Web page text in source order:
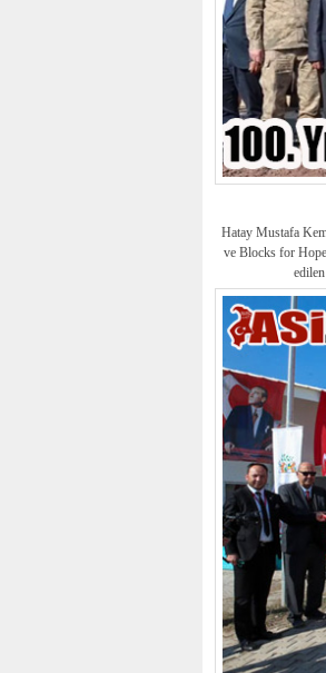
Hatay Mustafa
ve Blocks for